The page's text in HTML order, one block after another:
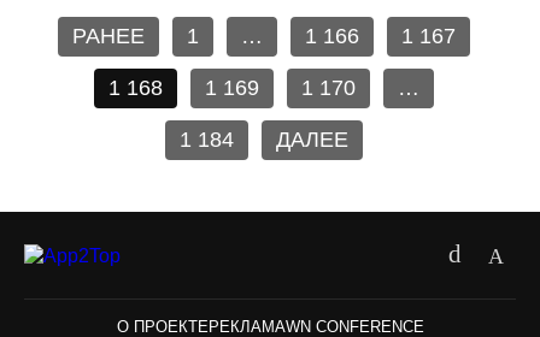
РАНЕЕ 1 … 1 166 1 167
1 168 1 169 1 170 …
1 184 ДАЛЕЕ
О ПРОЕКТЕРЕКЛАМАWN CONFERENCE